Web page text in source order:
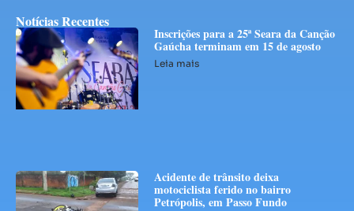
Notícias Recentes
Inscrições para a 25ª Seara da Canção
Gaúcha terminam em 15 de agosto
Leia mais
Acidente de trânsito deixa
motociclista ferido no bairro
Petrópolis, em Passo Fundo